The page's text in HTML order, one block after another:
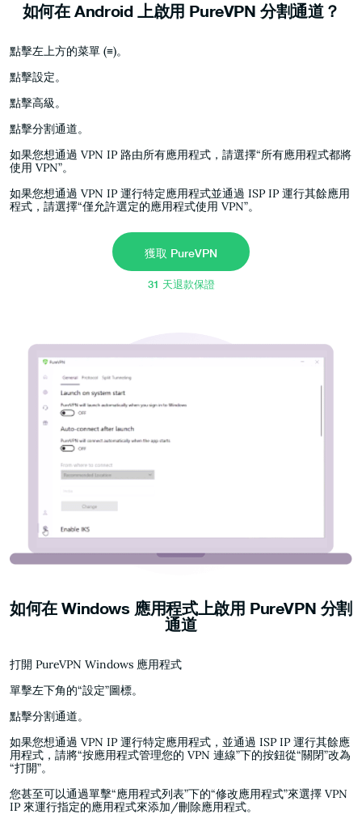
如何在 Android 上啟用 PureVPN 分割通道？
點擊左上方的菜單 (≡)。
點擊設定。
點擊高級。
點擊分割通道。
如果您想通過 VPN IP 路由所有應用程式，請選擇“所有應用程式都將
使用 VPN”。
如果您想通過 VPN IP 運行特定應用程式並通過 ISP IP 運行其餘應用
程式，請選擇“僅允許選定的應用程式使用 VPN”。
獲取 PureVPN
31 天退款保證
如何在 Windows 應用程式上啟用 PureVPN 分割
通道
打開 PureVPN Windows 應用程式
單擊左下角的“設定”圖標。
點擊分割通道。
如果您想通過 VPN IP 運行特定應用程式，並通過 ISP IP 運行其餘應
用程式，請將“按應用程式管理您的 VPN 連線”下的按鈕從“關閉”改為
“打開”。
您甚至可以通過單擊“應用程式列表”下的“修改應用程式”來選擇 VPN
IP 來運行指定的應用程式來添加/刪除應用程式。